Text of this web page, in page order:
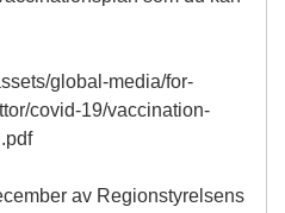
global-media/for-
covid-19/vaccination-
av Regionstyrelsens